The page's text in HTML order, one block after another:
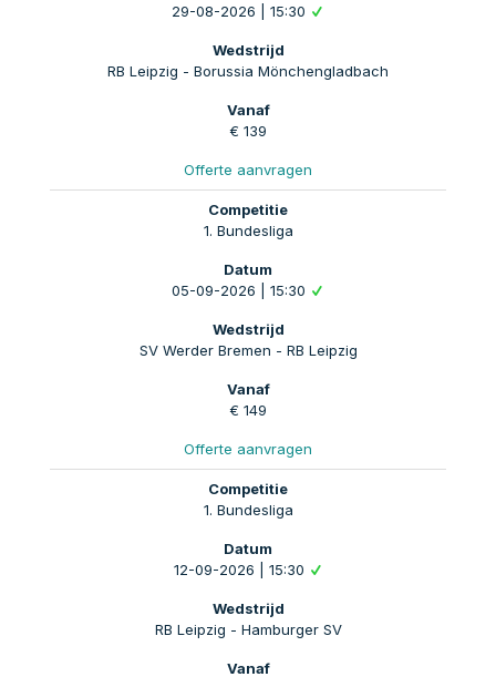
29-08-2026 | 15:30
RB Leipzig - Borussia Mönchengladbach
€ 139
Offerte aanvragen
1. Bundesliga
05-09-2026 | 15:30
SV Werder Bremen - RB Leipzig
€ 149
Offerte aanvragen
1. Bundesliga
12-09-2026 | 15:30
RB Leipzig - Hamburger SV